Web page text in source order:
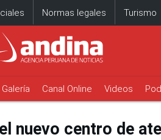
Normas legales Turismo
Galería Canal Online Videos
nuevo centro de